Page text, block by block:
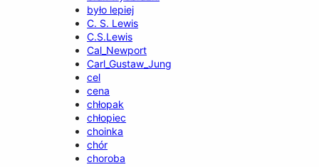
było lepiej
C. S. Lewis
C.S.Lewis
Cal_Newport
Carl_Gustaw_Jung
cel
cena
chłopak
chłopiec
choinka
chór
choroba